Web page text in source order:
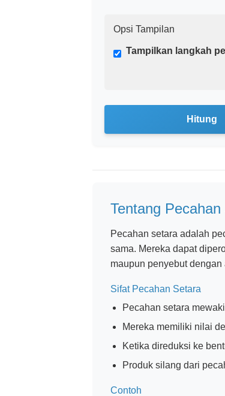
Opsi Tampilan
Tampilkan langkah
Hitung
Tentang
Pecahan setara adalah
sama. Mereka dapat
maupun penyebut
Sifat Pecahan Setara
Pecahan setara
Mereka memiliki nilai
Ketika direduksi ke
Produk silang dari
Contoh